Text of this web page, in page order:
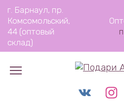
Перейти
содержанию
г. Барнаул, пр.
Комсомольский,
44 (оптовый
склад)